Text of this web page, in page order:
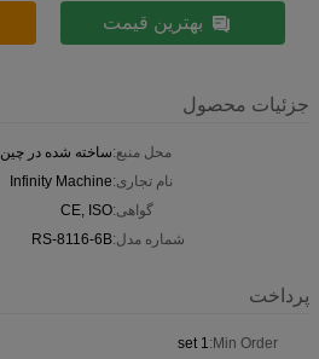
بهترین قیمت
جزئیات محصول
محل منبع:ساخته شده در چین
نام تجاری:Infinity Machine
گواهی:CE, ISO
شماره مدل:RS-8116-6B
پرداخت
Min Order:
1 set